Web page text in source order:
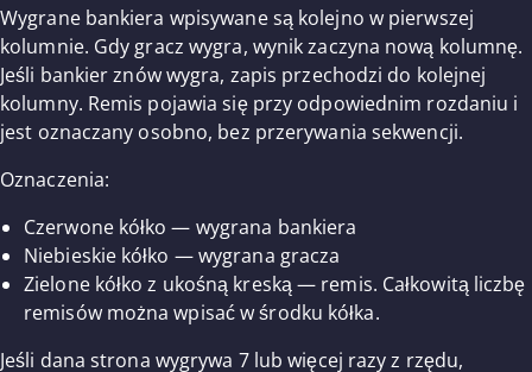
Wygrane bankiera wpisywane są kolejno w pierwszej
kolumnie. Gdy gracz wygra, wynik zaczyna nową kolumnę.
Jeśli bankier znów wygra, zapis przechodzi do kolejnej
kolumny. Remis pojawia się przy odpowiednim rozdaniu i
jest oznaczany osobno, bez przerywania sekwencji.
Oznaczenia:
Czerwone kółko — wygrana bankiera
Niebieskie kółko — wygrana gracza
Zielone kółko z ukośną kreską — remis. Całkowitą liczbę
remisów można wpisać w środku kółka.
Jeśli dana strona wygrywa 7 lub więcej razy z rzędu,